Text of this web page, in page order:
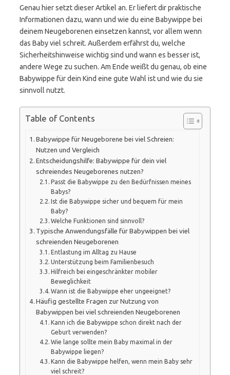
Genau hier setzt dieser Artikel an. Er liefert dir praktische
Informationen dazu, wann und wie du eine Babywippe bei
deinem Neugeborenen einsetzen kannst, vor allem wenn
das Baby viel schreit. Außerdem erfährst du, welche
Sicherheitshinweise wichtig sind und wann es besser ist,
andere Wege zu suchen. Am Ende weißt du genau, ob eine
Babywippe für dein Kind eine gute Wahl ist und wie du sie
sinnvoll nutzt.
Table of Contents
Babywippe für Neugeborene bei viel Schreien:
Nutzen und Vergleich
Entscheidungshilfe: Babywippe für dein viel
schreiendes Neugeborenes nutzen?
Passt die Babywippe zu den Bedürfnissen meines
Babys?
Ist die Babywippe sicher und bequem für mein
Baby?
Welche Funktionen sind sinnvoll?
Typische Anwendungsfälle für Babywippen bei viel
schreienden Neugeborenen
Entlastung im Alltag zu Hause
Unterstützung beim Familienbesuch
Hilfreich bei eingeschränkter mobiler
Beweglichkeit
Wann ist die Babywippe eher ungeeignet?
Häufig gestellte Fragen zur Nutzung von
Babywippen bei viel schreienden Neugeborenen
Kann ich die Babywippe schon direkt nach der
Geburt verwenden?
Wie lange sollte mein Baby maximal in der
Babywippe liegen?
Kann die Babywippe helfen, wenn mein Baby sehr
viel schreit?